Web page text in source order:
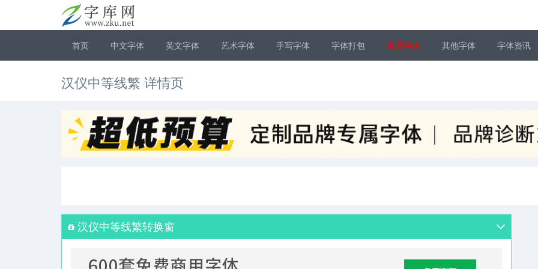
首页 中文字体 英文字体 艺术字体 手写字体 字体打包 免费字体 其他字体 字体资讯
汉仪中等线繁 详情页
汉仪中等线繁转换窗